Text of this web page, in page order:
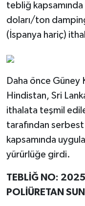
tebliğ
doları/ton
(İspanya hariç)
Daha önce Güney
Hindistan, Sri
ithalata teşmil
tarafından
kapsamında
yürürlüğe girdi.
TEBLİĞ NO:
POLİÜRETAN